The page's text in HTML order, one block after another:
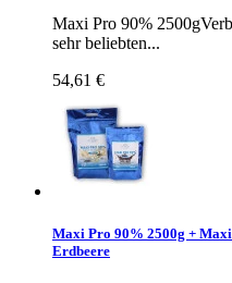
Maxi Pro 90%
sehr beliebten...
54,61 €
Maxi Pro 90% 2500g +
Erdbeere